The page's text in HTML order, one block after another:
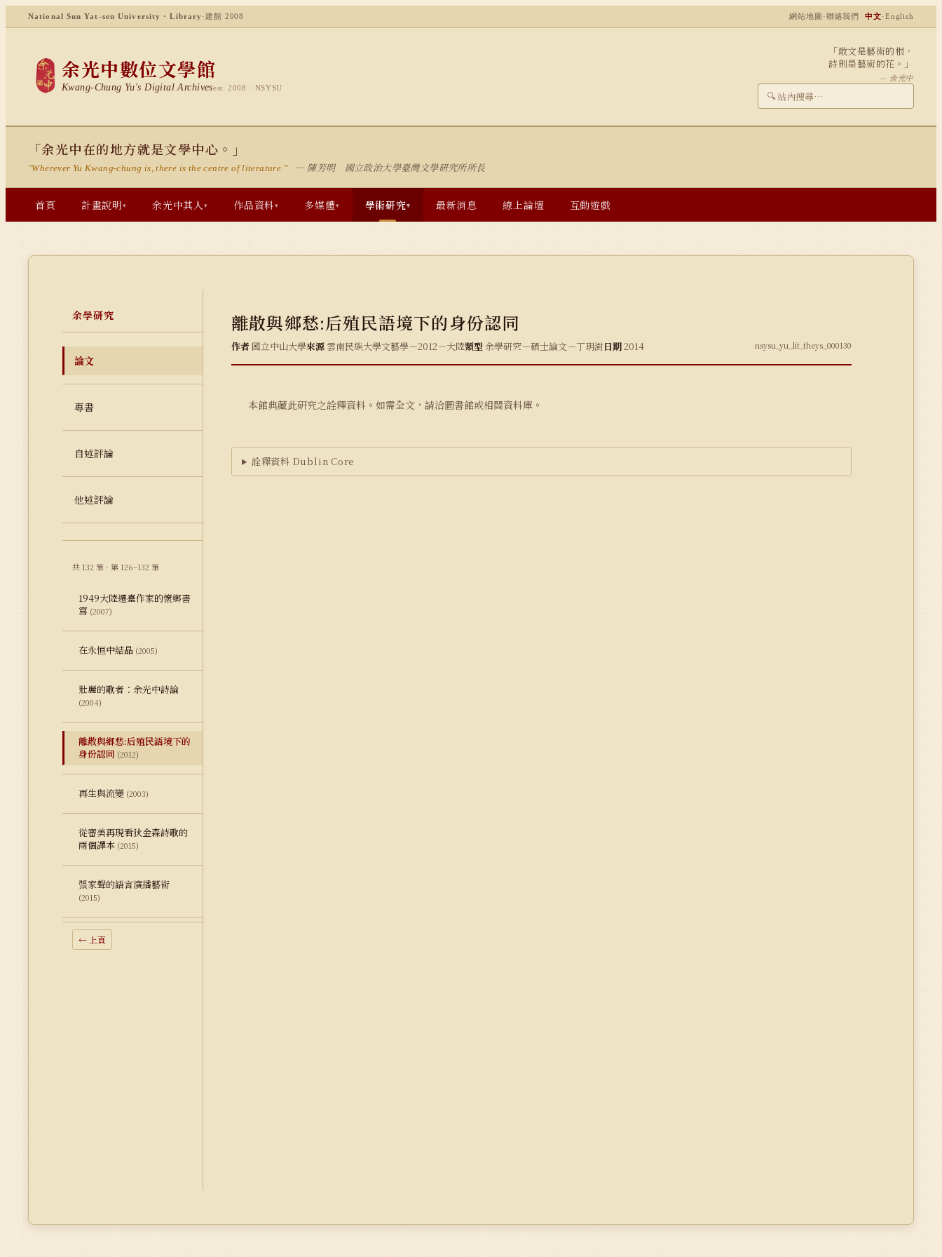
National Sun Yat-sen University · Library ·建館 2008 網站地圖 ·聯絡我們 中文·English
余光中數位文學館
Kwang-Chung Yu's Digital Archivesest. 2008 · NSYSU
「敢文是藝術的根，
詩則是藝術的花。」
— 余光中
🔍
「余光中在的地方就是文學中心。」
"Wherever Yu Kwang-chung is, there is the centre of literature." — 陳芳明 國立政治大學臺灣文學研究所所長
首頁 計畫說明▾ 余光中其人▾ 作品資料▾ 多媒體▾ 學術研究▾ 最新消息 線上論壇 互動遊戲
余學研究
論文
專書
自述評論
他述評論
共 132 筆 · 第 126–132 筆
1949大陸遷臺作家的懷鄉書
寫 (2007)
在永恒中結晶 (2005)
壯麗的歌者：余光中詩論
(2004)
離散與鄉愁:后殖民語境下的
身份認同 (2012)
再生與流變 (2003)
從審美再現看狄金森詩歌的
兩個譯本 (2015)
張家聲的語言演播藝術
(2015)
← 上頁
離散與鄉愁:后殖民語境下的身份認同
作者 國立中山大學來源 雲南民族大學文藝學－2012－大陸類型 余學研究－碩士論文－丁玥澍日期2014 nsysu_yu_lit_theys_000130
本館典藏此研究之詮釋資料。如需全文，請洽圖書館或相關資料庫。
詮釋資料 Dublin Core